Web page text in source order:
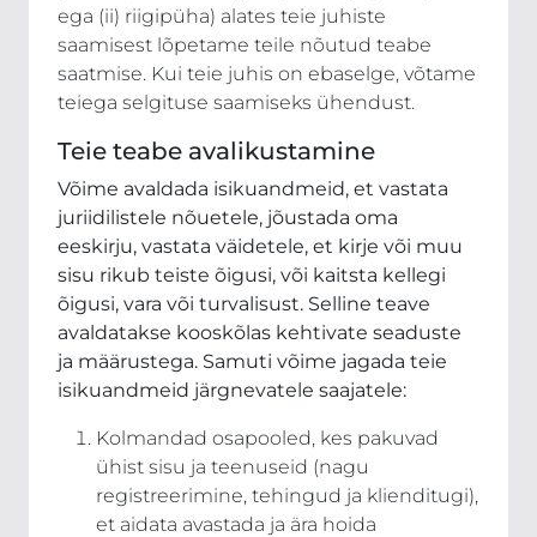
ega (ii) riigipüha) alates teie juhiste
saamisest lõpetame teile nõutud teabe
saatmise. Kui teie juhis on ebaselge, võtame
teiega selgituse saamiseks ühendust.
Teie teabe avalikustamine
Võime avaldada isikuandmeid, et vastata
juriidilistele nõuetele, jõustada oma
eeskirju, vastata väidetele, et kirje või muu
sisu rikub teiste õigusi, või kaitsta kellegi
õigusi, vara või turvalisust. Selline teave
avaldatakse kooskõlas kehtivate seaduste
ja määrustega. Samuti võime jagada teie
isikuandmeid järgnevatele saajatele:
Kolmandad osapooled, kes pakuvad
ühist sisu ja teenuseid (nagu
registreerimine, tehingud ja klienditugi),
et aidata avastada ja ära hoida